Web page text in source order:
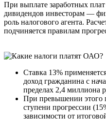
При выплате заработных
дивидендов инвесторам —
роль налогового агента.
подчиняется правилам
Ставка 13%
доход гражданина с
пределах 2,4 миллиона
При превышении этого
ступени прогрессии
зависимости от